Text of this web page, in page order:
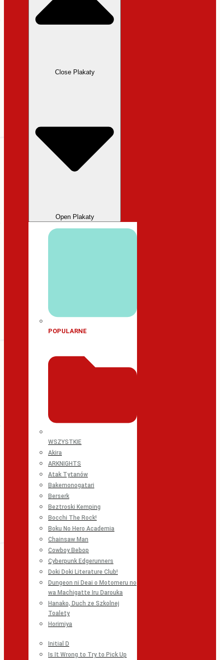
Close Plakaty
Open Plakaty
POPULARNE
WSZYSTKIE
Akira
ARKNIGHTS
Atak Tytanów
Bakemonogatari
Berserk
Beztroski Kemping
Bocchi The Rock!
Boku No Hero Academia
Chainsaw Man
Cowboy Bebop
Cyberpunk Edgerunners
Doki Doki Literature Club!
Dungeon ni Deai o Motomeru no
wa Machigatte Iru Darouka
Hanako, Duch ze Szkolnej
Toalety
Horimiya
Initial D
Is It Wrong to Try to Pick Up